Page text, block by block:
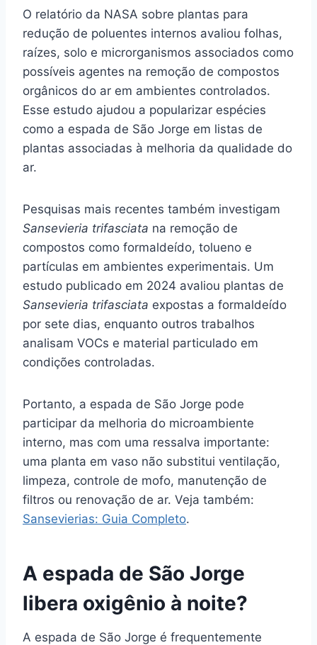
O relatório da NASA sobre plantas para
redução de poluentes internos avaliou folhas,
raízes, solo e microrganismos associados como
possíveis agentes na remoção de compostos
orgânicos do ar em ambientes controlados.
Esse estudo ajudou a popularizar espécies
como a espada de São Jorge em listas de
plantas associadas à melhoria da qualidade do
ar.
Pesquisas mais recentes também investigam
Sansevieria trifasciata na remoção de
compostos como formaldeído, tolueno e
partículas em ambientes experimentais. Um
estudo publicado em 2024 avaliou plantas de
Sansevieria trifasciata expostas a formaldeído
por sete dias, enquanto outros trabalhos
analisam VOCs e material particulado em
condições controladas.
Portanto, a espada de São Jorge pode
participar da melhoria do microambiente
interno, mas com uma ressalva importante:
uma planta em vaso não substitui ventilação,
limpeza, controle de mofo, manutenção de
filtros ou renovação de ar. Veja também:
Sansevierias: Guia Completo.
A espada de São Jorge
libera oxigênio à noite?
A espada de São Jorge é frequentemente